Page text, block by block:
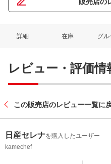
詳細 在庫 グル
レビュー・評価情
この販売店のレビュー一覧に
日産セレナを購入したユーザー
kamechef